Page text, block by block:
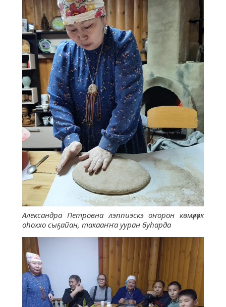
Александра Петровна лэппиэскэ оҥорон көмүлүөк
оһоххо сыҕайан, такааҥҥа ууран буһарда